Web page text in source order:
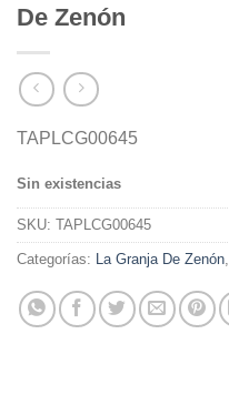
De Zenón
TAPLCG00645
Sin existencias
SKU: TAPLCG00645
Categorías: La Granja De Zenón,